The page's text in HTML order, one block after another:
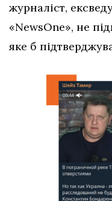
журналіст,
«NewsOne», не
яке б